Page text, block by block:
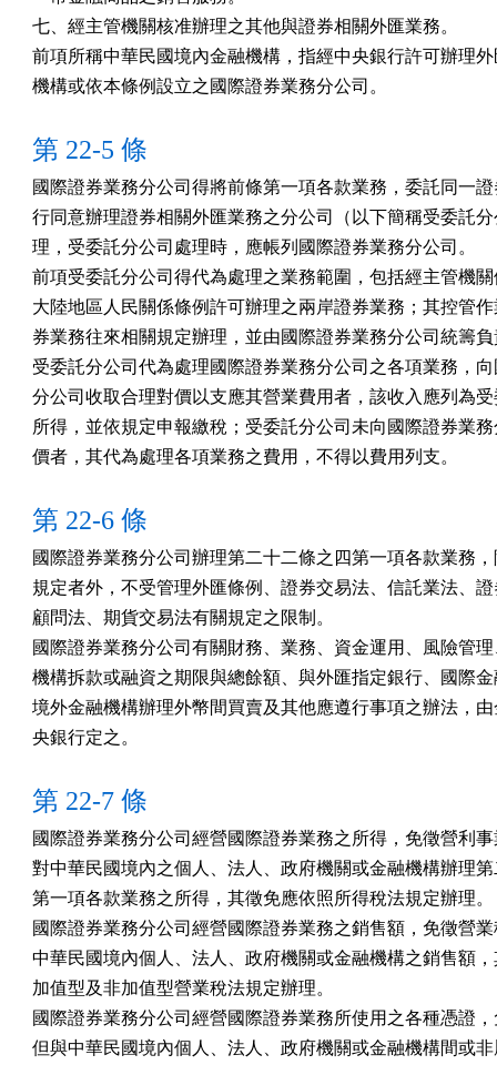
七、經主管機關核准辦理之其他與證券相關外匯業務。
前項所稱中華民國境內金融機構，指經中央銀行許可辦理
機構或依本條例設立之國際證券業務分公司。
第 22-5 條
國際證券業務分公司得將前條第一項各款業務，委託同一
行同意辦理證券相關外匯業務之分公司（以下簡稱受委託
理，受委託分公司處理時，應帳列國際證券業務分公司。
前項受委託分公司得代為處理之業務範圍，包括經主管機
大陸地區人民關係條例許可辦理之兩岸證券業務；其控管
券業務往來相關規定辦理，並由國際證券業務分公司統籌
受委託分公司代為處理國際證券業務分公司之各項業務，
分公司收取合理對價以支應其營業費用者，該收入應列為
所得，並依規定申報繳稅；受委託分公司未向國際證券業
價者，其代為處理各項業務之費用，不得以費用列支。
第 22-6 條
國際證券業務分公司辦理第二十二條之四第一項各款業務
規定者外，不受管理外匯條例、證券交易法、信託業法、
顧問法、期貨交易法有關規定之限制。
國際證券業務分公司有關財務、業務、資金運用、風險管
機構拆款或融資之期限與總餘額、與外匯指定銀行、國際
境外金融機構辦理外幣間買賣及其他應遵行事項之辦法，
央銀行定之。
第 22-7 條
國際證券業務分公司經營國際證券業務之所得，免徵營利
對中華民國境內之個人、法人、政府機關或金融機構辦理
第一項各款業務之所得，其徵免應依照所得稅法規定辦理。
國際證券業務分公司經營國際證券業務之銷售額，免徵營
中華民國境內個人、法人、政府機關或金融機構之銷售額
加值型及非加值型營業稅法規定辦理。
國際證券業務分公司經營國際證券業務所使用之各種憑證
但與中華民國境內個人、法人、政府機關或金融機構間或